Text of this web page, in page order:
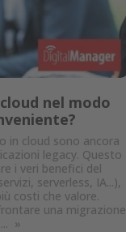
nel modo
in cloud sono ancora
legacy. Questo
i veri benefici del
serverless, IA...),
costi che valore.
una migrazione
»